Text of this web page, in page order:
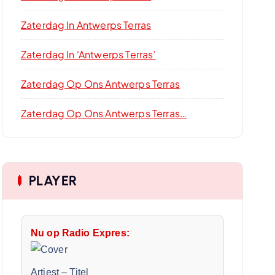
Zaterdag In Antwerps Terras
Zaterdag In ‘Antwerps Terras’
Zaterdag Op Ons Antwerps Terras
Zaterdag Op Ons Antwerps Terras…
PLAYER
Nu op Radio Expres:
Artiest–Titel